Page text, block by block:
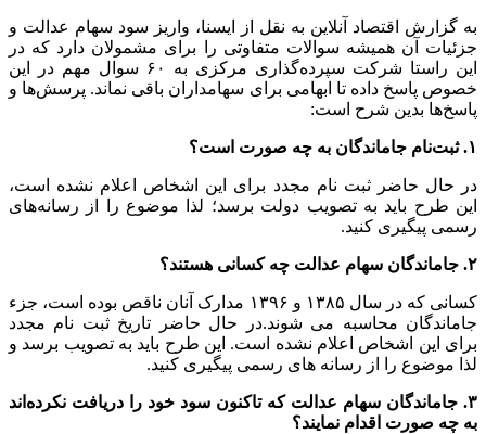
به گزارش اقتصاد آنلاین به نقل از ایسنا، واریز سود سهام عدالت و
جزئیات آن همیشه سوالات متفاوتی را برای مشمولان دارد که در
این راستا شرکت سپرده‌گذاری مرکزی به ۶۰ سوال مهم در این
خصوص پاسخ داده تا ابهامی برای سهامداران باقی نماند. پرسش‌ها و
پاسخ‌ها بدین شرح است:
۱. ثبت‌نام جاماندگان به چه صورت است؟
در حال حاضر ثبت نام مجدد برای این اشخاص اعلام نشده است،
این طرح باید به تصویب دولت برسد؛ لذا موضوع را از رسانه‌های
رسمی پیگیری کنید.
۲. جاماندگان سهام عدالت چه کسانی هستند؟
کسانی که در سال ۱۳۸۵ و ۱۳۹۶ مدارک آنان ناقص بوده است، جزء
جاماندگان محاسبه می شوند.در حال حاضر تاریخ ثبت نام مجدد
برای این اشخاص اعلام نشده است. این طرح باید به تصویب برسد و
لذا موضوع را از رسانه های رسمی پیگیری کنید.
۳. جاماندگان سهام عدالت که تاکنون سود خود را دریافت نکرده‌اند
به چه صورت اقدام نمایند؟